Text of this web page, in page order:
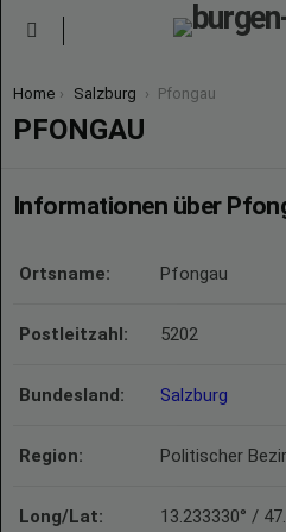
You are here:
Home Salzburg Pfongau
PFONGAU
Informationen über
Ortsname: Pfongau
Postleitzahl: 5202
Bundesland: Salzburg
Region: Politischer
Long/Lat: 13.233330° /